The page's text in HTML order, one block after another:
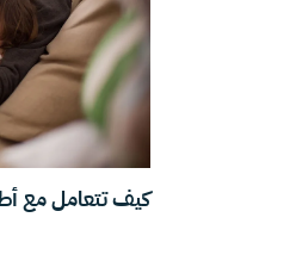
كيف تتعامل مع